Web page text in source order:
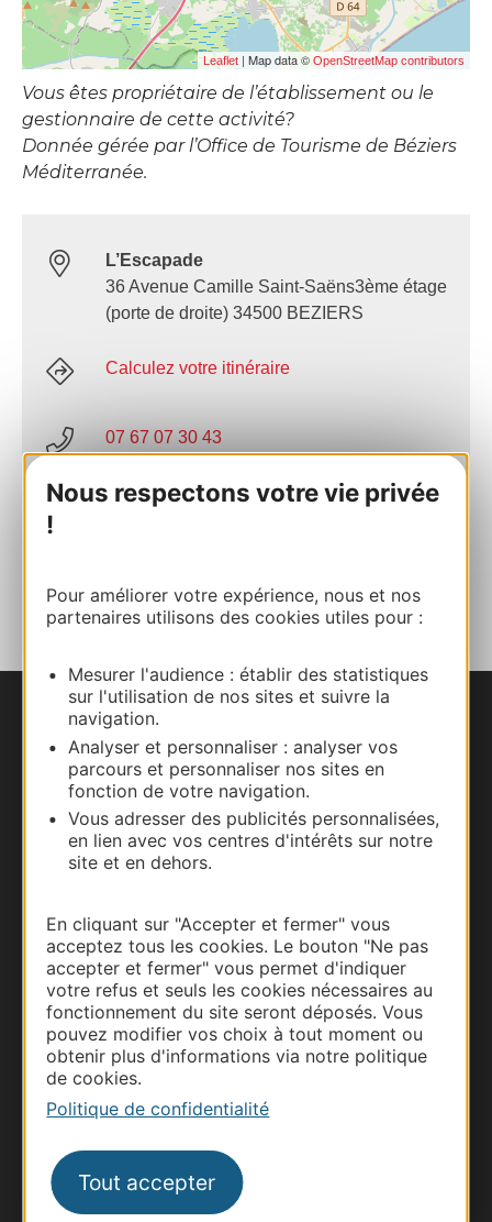
Nous respectons votre vie privée
!
Pour améliorer votre expérience, nous et nos
partenaires utilisons des cookies utiles pour :
Mesurer l'audience : établir des statistiques
sur l'utilisation de nos sites et suivre la
navigation.
Analyser et personnaliser : analyser vos
parcours et personnaliser nos sites en
fonction de votre navigation.
Vous adresser des publicités personnalisées,
en lien avec vos centres d'intérêts sur notre
site et en dehors.
En cliquant sur "Accepter et fermer" vous
acceptez tous les cookies. Le bouton "Ne pas
accepter et fermer" vous permet d'indiquer
votre refus et seuls les cookies nécessaires au
fonctionnement du site seront déposés. Vous
pouvez modifier vos choix à tout moment ou
obtenir plus d'informations via notre politique
de cookies.
Politique de confidentialité
Tout accepter
Leaflet | Map data ©OpenStreetMap contributors
Vous êtes propriétaire de l’établissement ou le
gestionnaire de cette activité?
Donnée gérée par l’Office de Tourisme de Béziers
Méditerranée.
L’Escapade
36 Avenue Camille Saint-Saëns3ème étage
(porte de droite) 34500 BEZIERS
Calculez votre itinéraire
07 67 07 30 43
E-mail
AU CARNET
Nous contacter
Carte interactive
Documentation
Thermalisme
Pros d'Occitanie
Site presse et d'influence